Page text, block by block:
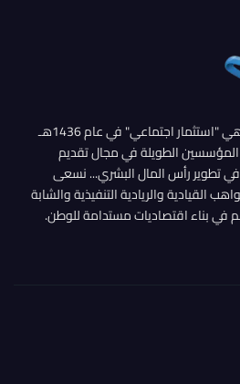
تأسست شركة تكوين القادة وهي "استثمار اجتماعي" في عام 1436هـ
لخبرات المؤسسين الطويلة في مجال تقديم
في تطوير رأس المال البشري... نسعى
القيادية والريادية التنفيذية والشابة
في بناء اقتصاديات مستدامة للوطن.